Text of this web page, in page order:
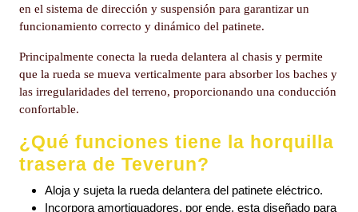
en el sistema de dirección y suspensión para garantizar un
funcionamiento correcto y dinámico del patinete.
Principalmente conecta la rueda delantera al chasis y permite
que la rueda se mueva verticalmente para absorber los baches y
las irregularidades del terreno, proporcionando una conducción
confortable.
¿Qué funciones tiene la horquilla
trasera de Teverun?
Aloja y sujeta la rueda delantera del patinete eléctrico.
Incorpora amortiguadores, por ende, esta diseñado para